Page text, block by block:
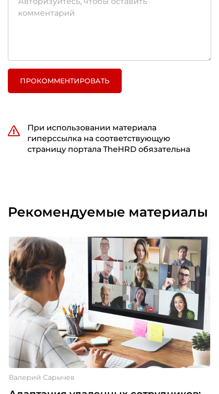
ПРОКОММЕНТИРОВАТЬ
При использовании материала
гиперссылка на соответствующую
страницу портала TheHRD обязательна
Рекомендуемые материалы
Валерий Сарычев